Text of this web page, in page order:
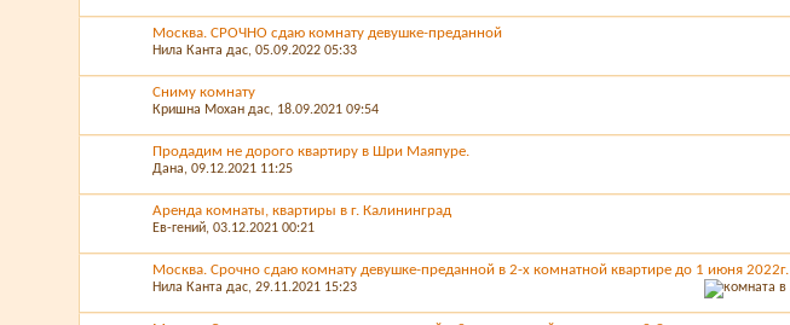
Москва. СРОЧНО сдаю комнату девушке-преданной
Нила Канта дас, 05.09.2022 05:33
Сниму комнату
Кришна Мохан дас, 18.09.2021 09:54
Продадим не дорого квартиру в Шри Маяпуре.
Дана, 09.12.2021 11:25
Аренда комнаты, квартиры в г. Калининград
Ев-гений, 03.12.2021 00:21
Москва. Срочно сдаю комнату девушке-преданной в 2-х комнатной квартире до 1 июня 2022г.
Нила Канта дас, 29.11.2021 15:23